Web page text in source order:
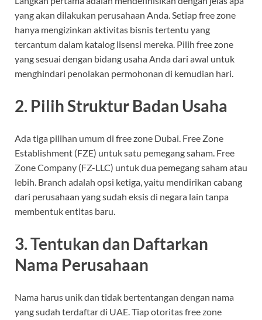
yang akan dilakukan perusahaan Anda. Setiap free zone
hanya mengizinkan aktivitas bisnis tertentu yang
tercantum dalam katalog lisensi mereka. Pilih free zone
yang sesuai dengan bidang usaha Anda dari awal untuk
menghindari penolakan permohonan di kemudian hari.
2. Pilih Struktur Badan Usaha
Ada tiga pilihan umum di free zone Dubai. Free Zone
Establishment (FZE) untuk satu pemegang saham. Free
Zone Company (FZ-LLC) untuk dua pemegang saham atau
lebih. Branch adalah opsi ketiga, yaitu mendirikan cabang
dari perusahaan yang sudah eksis di negara lain tanpa
membentuk entitas baru.
3. Tentukan dan Daftarkan
Nama Perusahaan
Nama harus unik dan tidak bertentangan dengan nama
yang sudah terdaftar di UAE. Tiap otoritas free zone